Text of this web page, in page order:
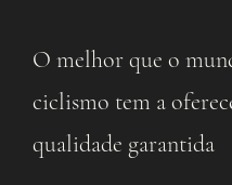
O melhor que o
ciclismo tem a
qualidade garantida